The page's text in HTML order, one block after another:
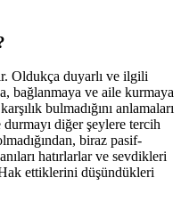
Oldukça duyarlı ve ilgili
bağlanmaya ve aile kurmaya
bulmadığını anlamaları
diğer şeylere tercih
biraz pasif-
hatırlarlar ve sevdikleri
Hak ettiklerini düşündükleri